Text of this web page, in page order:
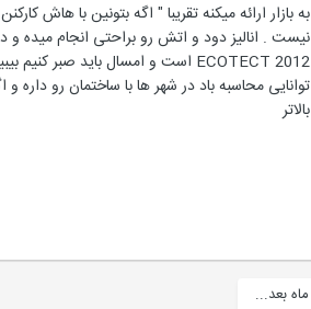
توانایی محاسبه باد در شهر ها با ساختمان رو داره و
بالاتر